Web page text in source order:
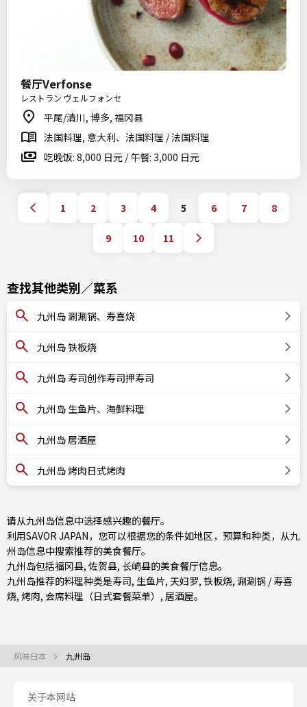
餐厅Verfonse
レストラン ヴェルフォンセ
平尾/清川, 博多, 福冈县
法国料理, 意大利、法国料理 / 法国料理
吃晚饭: 8,000 日元 / 午餐: 3,000 日元
1 2 3 4 5 6 7 8
9 10 11
查找其他类别／菜系
九州岛 涮涮锅、寿喜烧
九州岛 铁板烧
九州岛 寿司创作寿司押寿司
九州岛 生鱼片、海鲜料理
九州岛 居酒屋
九州岛 烤肉日式烤肉
请从九州岛信息中选择感兴趣的餐厅。
利用SAVOR JAPAN，您可以根据您的条件如地区，预算和种类，从九
州岛信息中搜索推荐的美食餐厅。
九州岛包括福冈县, 佐贺县, 长崎县的美食餐厅信息。
九州岛推荐的料理种类是寿司, 生鱼片, 天妇罗, 铁板烧, 涮涮锅 / 寿喜
烧, 烤肉, 会席料理（日式套餐菜单） , 居酒屋。
风味日本 九州岛
关于本网站